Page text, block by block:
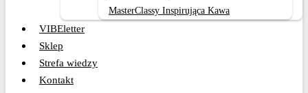
MasterClassy Inspirująca Kawa
VIBEletter
Sklep
Strefa wiedzy
Kontakt